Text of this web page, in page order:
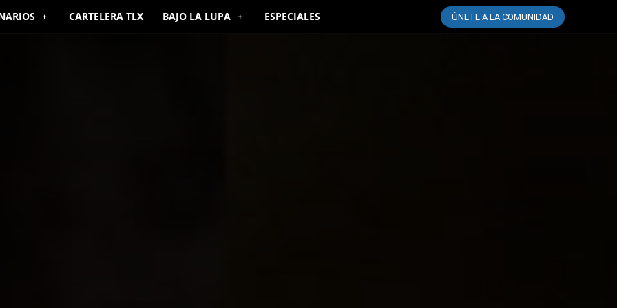
CARTELERA TLX BAJO LA LUPA ESPECIALES ÚNETE A LA COMUNIDAD